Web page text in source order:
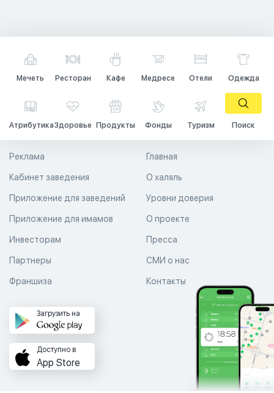
Мечеть Ресторан Кафе Медресе Отели Одежда
АтрибутикаЗдоровье Продукты Фонды Туризм Поиск
Главная
О халяль
Уровни доверия
Реклама
Кабинет заведения
Приложение для заведений
Приложение для имамов О проекте
Пресса
СМИ о нас
Контакты
Инвесторам
Партнеры
Франшиза
Загрузить на
Доступно в
App Store